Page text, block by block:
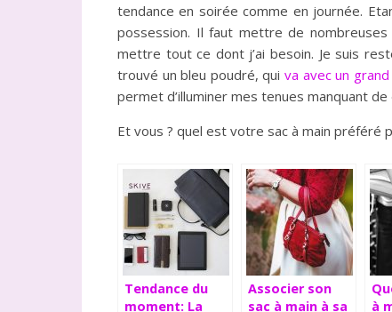
tendance en soirée comme en journée.
possession. Il faut mettre de
mettre tout ce dont j’ai besoin. Je suis
trouvé un bleu poudré, quiva avec un
permet d’illuminer mes tenues manquant de
Et vous ? quel est votre sac à main préféré
Tendance du
moment: La
Associer son
sac à main à sa
à